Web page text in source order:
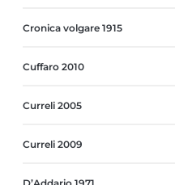
Cronica volgare 1915
Cuffaro 2010
Curreli 2005
Curreli 2009